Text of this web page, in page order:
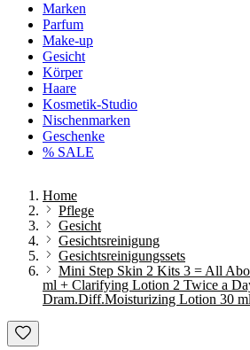
Marken
Parfum
Make-up
Gesicht
Körper
Haare
Kosmetik-Studio
Nischenmarken
Geschenke
% SALE
Home
Pflege
Gesicht
Gesichtsreinigung
Gesichtsreinigungssets
Mini Step Skin 2 Kits 3 = All
ml + Clarifying Lotion 2 Twice a
Dram.Diff.Moisturizing Lotion 30 ml